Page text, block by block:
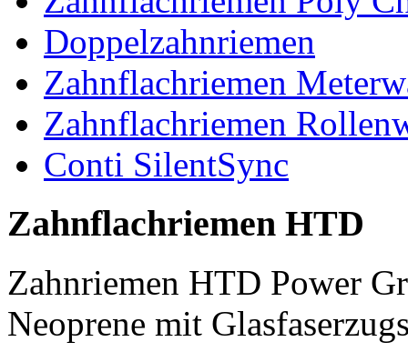
Doppelzahnriemen
Zahnflachriemen
Zahnflachriemen
Conti SilentSync
Zahnflachriemen HTD
Zahnriemen HTD Power
Neoprene mit